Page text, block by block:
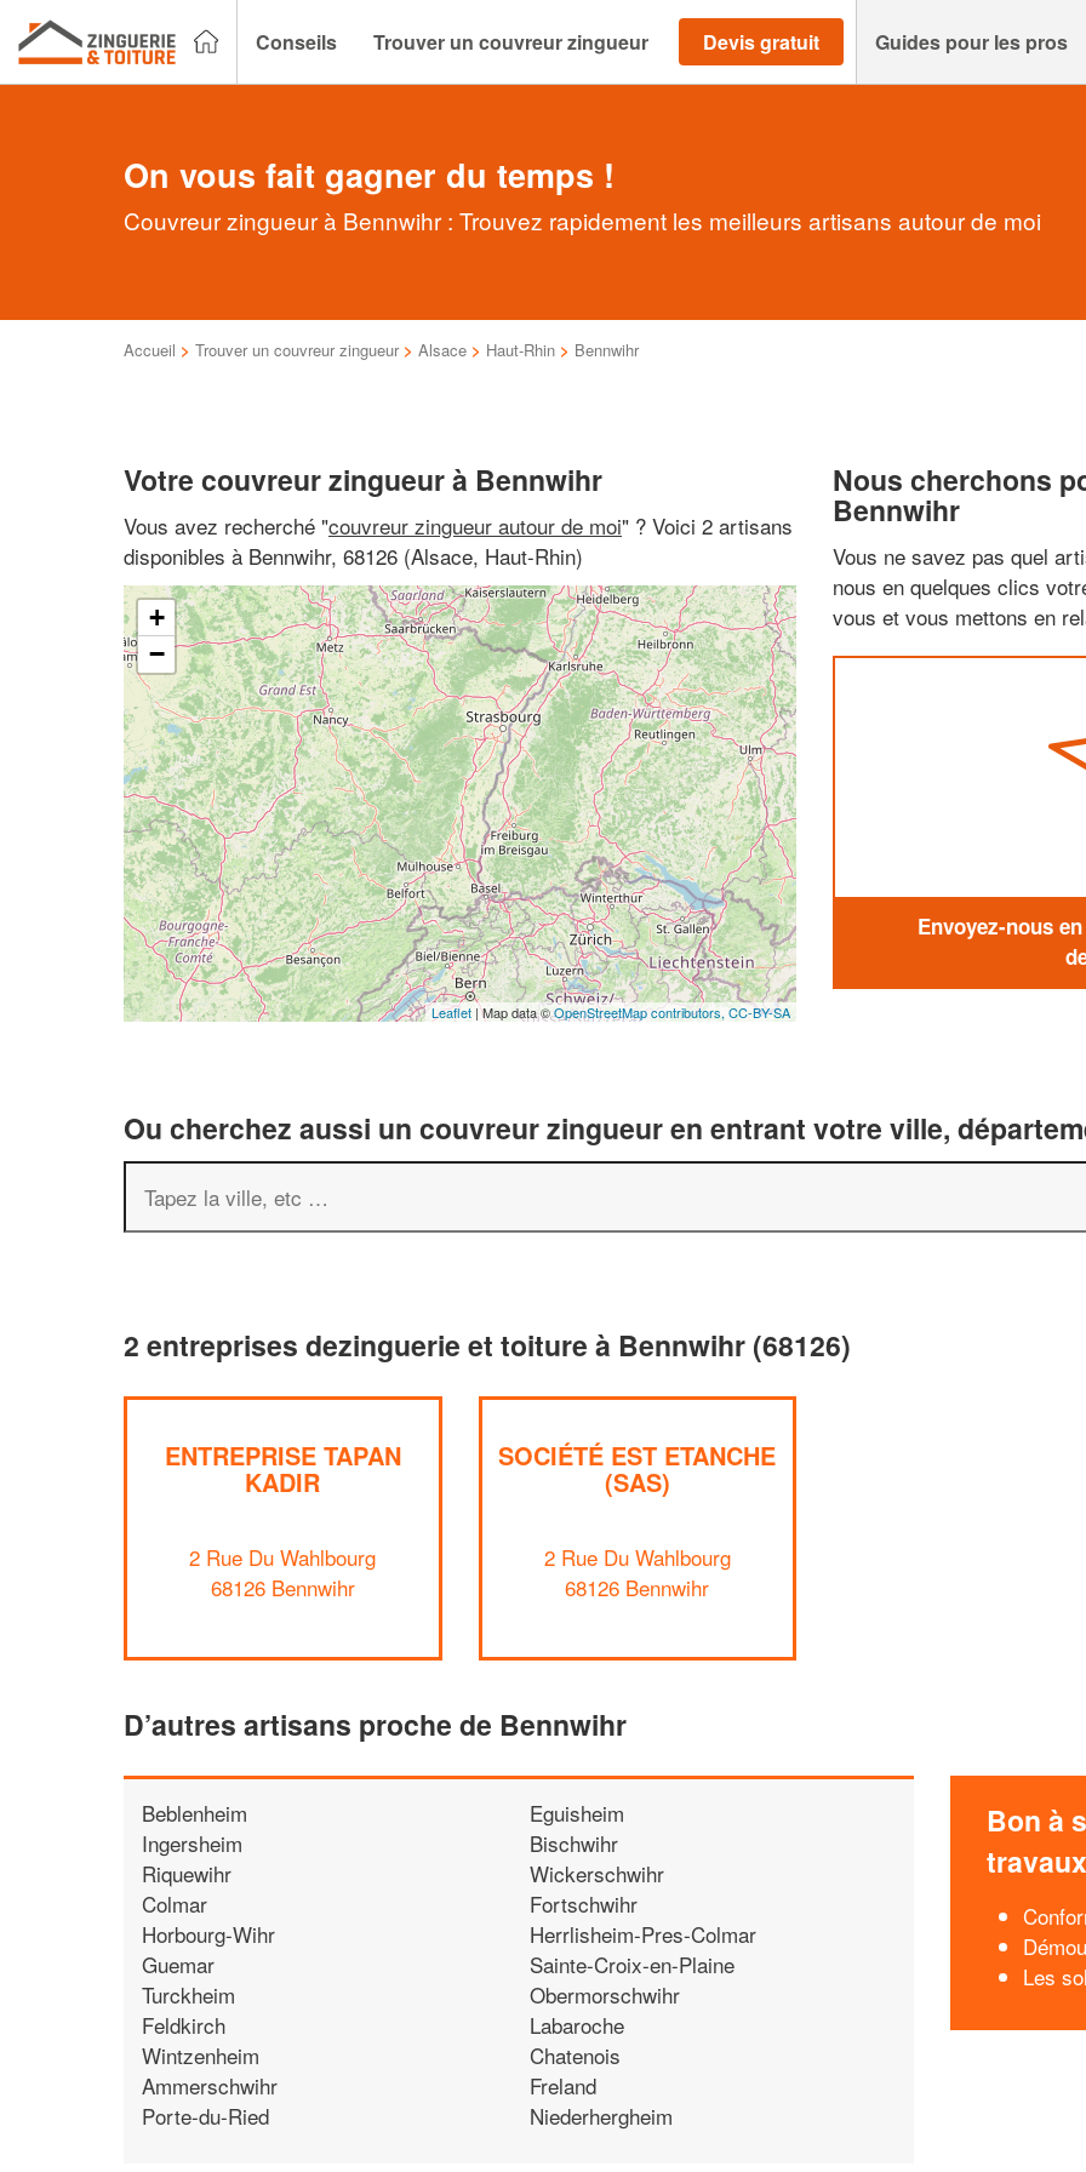
Conseils Trouver un couvreur zingueur Devis gratuit Guides pour les pros
On vous fait gagner du temps !
Couvreur zingueur à Bennwihr : Trouvez rapidement les meilleurs artisans autour de moi
Accueil > Trouver un couvreur zingueur > Alsace > Haut-Rhin > Bennwihr
Votre couvreur zingueur à Bennwihr
Vous avez recherché "couvreur zingueur autour de moi" ? Voici 2 artisans
disponibles à Bennwihr, 68126 (Alsace, Haut-Rhin)
+
−
Leaflet | Map data ©OpenStreetMap contributors, CC-BY-SA
Nous cherchons
Bennwihr
Vous ne savez pas quel
nous en quelques clics
vous et vous mettons en
Envoyez-nous
Ou cherchez aussi un couvreur zingueur en entrant votre ville,
2 entreprises dezinguerie et toiture à Bennwihr (68126)
ENTREPRISE TAPAN
KADIR
2 Rue Du Wahlbourg
68126 Bennwihr
SOCIÉTÉ EST ETANCHE
(SAS)
2 Rue Du Wahlbourg
68126 Bennwihr
D’autres artisans proche de Bennwihr
Beblenheim
Ingersheim
Riquewihr
Colmar
Horbourg-Wihr
Guemar
Turckheim
Feldkirch
Wintzenheim
Ammerschwihr
Porte-du-Ried
Eguisheim
Bischwihr
Wickerschwihr
Fortschwihr
Herrlisheim-Pres-Colmar
Sainte-Croix-en-Plaine
Obermorschwihr
Labaroche
Chatenois
Freland
Niederhergheim
Bon à
travaux
Les